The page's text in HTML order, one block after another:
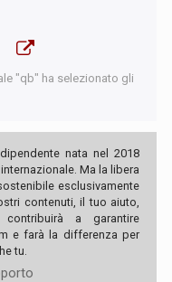
"qb" ha selezionato gli
nata nel 2018
Ma la libera
esclusivamente
contenuti, il tuo aiuto,
a garantire
e farà la differenza per
tu.